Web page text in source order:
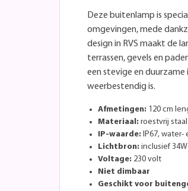
Deze buitenlamp is
omgevingen, mede
design in RVS maakt de
terrassen, gevels en
een stevige en
weerbestendig is.
Afmetingen: 120 cm
Materiaal: roestvrij staal
IP-waarde: IP67,
Lichtbron: inclusief
Voltage: 230 volt
Niet dimbaar
Geschikt voor